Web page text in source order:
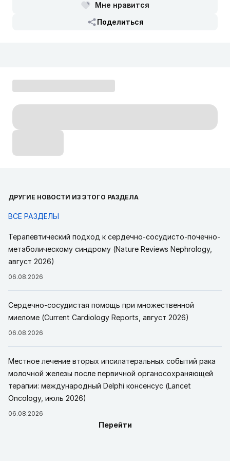
Мне нравится
Поделиться
ДРУГИЕ НОВОСТИ ИЗ ЭТОГО РАЗДЕЛА
ВСЕ РАЗДЕЛЫ
Терапевтический подход к сердечно-сосудисто-почечно-
метаболическому синдрому (Nature Reviews Nephrology,
август 2026)
06.08.2026
Сердечно-сосудистая помощь при множественной
миеломе (Current Cardiology Reports, август 2026)
06.08.2026
Местное лечение вторых ипсилатеральных событий рака
молочной железы после первичной органосохраняющей
терапии: международный Delphi консенсус (Lancet
Oncology, июль 2026)
06.08.2026
Перейти